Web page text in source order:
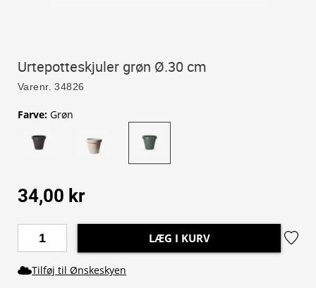
Urtepotteskjuler grøn Ø.30 cm
Varenr. 34826
Farve: Grøn
34,00 kr
LÆG I KURV
Tilføj til Ønskeskyen